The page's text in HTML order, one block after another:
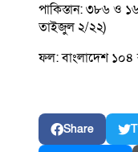
পাকিস্তান: ৩৮৬ ও
তাইজুল ২/২২)
ফল: বাংলাদেশ ১০৪
Share